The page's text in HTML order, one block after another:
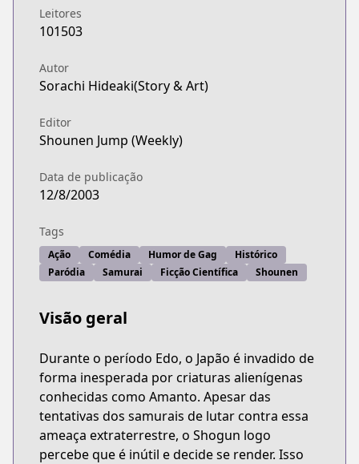
Leitores
101503
Autor
Sorachi Hideaki(Story & Art)
Editor
Shounen Jump (Weekly)
Data de publicação
12/8/2003
Tags
Ação Comédia Humor de Gag
Histórico
Paródia
Samurai Ficção Científica Shounen
Visão geral
Durante o período Edo, o Japão é invadido de
forma inesperada por criaturas alienígenas
conhecidas como Amanto. Apesar das
tentativas dos samurais de lutar contra essa
ameaça extraterrestre, o Shogun logo
percebe que é inútil e decide se render. Isso